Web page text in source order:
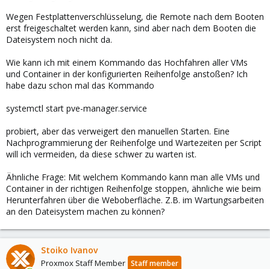
Wegen Festplattenverschlüsselung, die Remote nach dem Booten
erst freigeschaltet werden kann, sind aber nach dem Booten die
Dateisystem noch nicht da.
Wie kann ich mit einem Kommando das Hochfahren aller VMs
und Container in der konfigurierten Reihenfolge anstoßen? Ich
habe dazu schon mal das Kommando
systemctl start pve-manager.service
probiert, aber das verweigert den manuellen Starten. Eine
Nachprogrammierung der Reihenfolge und Wartezeiten per Script
will ich vermeiden, da diese schwer zu warten ist.
Ähnliche Frage: Mit welchem Kommando kann man alle VMs und
Container in der richtigen Reihenfolge stoppen, ähnliche wie beim
Herunterfahren über die Weboberfläche. Z.B. im Wartungsarbeiten
an den Dateisystem machen zu können?
Stoiko Ivanov
Proxmox Staff Member Staff member